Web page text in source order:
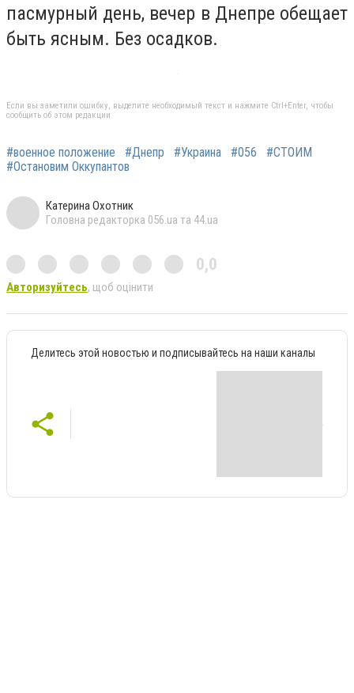
пасмурный день, вечер в Днепре обещает
быть ясным. Без осадков.
Если вы заметили ошибку, выделите необходимый текст и нажмите Ctrl+Enter, чтобы
сообщить об этом редакции
#военное положение #Днепр #Украина #056
#СТОИМ
#Остановим Оккупантов
Катерина Охотник
Головна редакторка 056.ua та 44.ua
0,0
Авторизуйтесь, щоб оцінити
Делитесь этой новостью и подписывайтесь на наши каналы